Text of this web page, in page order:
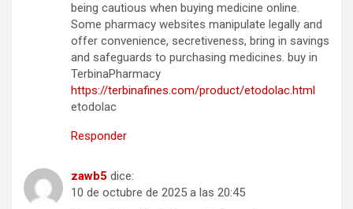
being cautious when buying medicine online.
Some pharmacy websites manipulate legally and
offer convenience, secretiveness, bring in savings
and safeguards to purchasing medicines. buy in
TerbinaPharmacy
https://terbinafines.com/product/etodolac.html
etodolac
Responder
zawb5 dice:
10 de octubre de 2025 a las 20:45